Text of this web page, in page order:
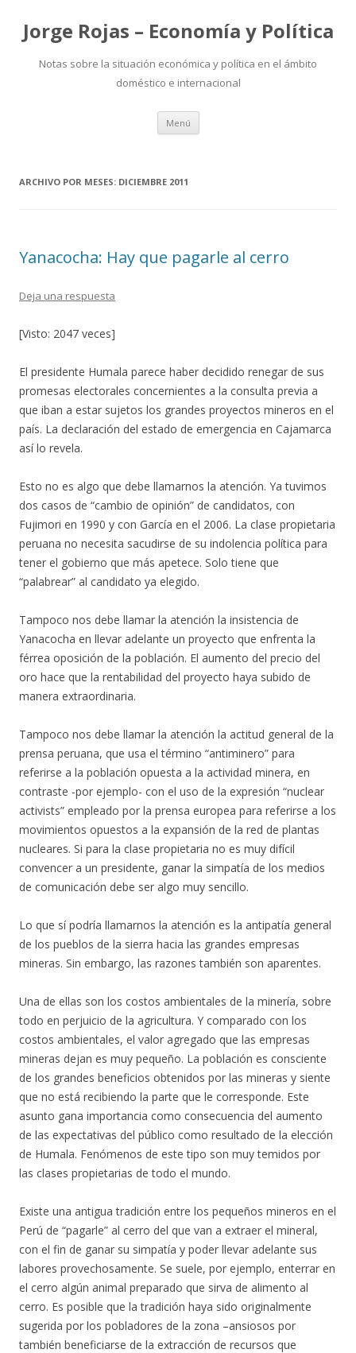
Jorge Rojas – Economía y Política
Notas sobre la situación económica y política en el ámbito
doméstico e internacional
Menú Ir
contenido
ARCHIVO POR MESES: DICIEMBRE 2011
Yanacocha: Hay que pagarle al cerro
Deja una respuesta
[Visto: 2047 veces]
El presidente Humala parece haber decidido renegar de sus
promesas electorales concernientes a la consulta previa a
que iban a estar sujetos los grandes proyectos mineros en el
país. La declaración del estado de emergencia en Cajamarca
así lo revela.
Esto no es algo que debe llamarnos la atención. Ya tuvimos
dos casos de “cambio de opinión” de candidatos, con
Fujimori en 1990 y con García en el 2006. La clase propietaria
peruana no necesita sacudirse de su indolencia política para
tener el gobierno que más apetece. Solo tiene que
“palabrear” al candidato ya elegido.
Tampoco nos debe llamar la atención la insistencia de
Yanacocha en llevar adelante un proyecto que enfrenta la
férrea oposición de la población. El aumento del precio del
oro hace que la rentabilidad del proyecto haya subido de
manera extraordinaria.
Tampoco nos debe llamar la atención la actitud general de la
prensa peruana, que usa el término “antiminero” para
referirse a la población opuesta a la actividad minera, en
contraste -por ejemplo- con el uso de la expresión “nuclear
activists” empleado por la prensa europea para referirse a los
movimientos opuestos a la expansión de la red de plantas
nucleares. Si para la clase propietaria no es muy difícil
convencer a un presidente, ganar la simpatía de los medios
de comunicación debe ser algo muy sencillo.
Lo que sí podría llamarnos la atención es la antipatía general
de los pueblos de la sierra hacia las grandes empresas
mineras. Sin embargo, las razones también son aparentes.
Una de ellas son los costos ambientales de la minería, sobre
todo en perjuicio de la agricultura. Y comparado con los
costos ambientales, el valor agregado que las empresas
mineras dejan es muy pequeño. La población es consciente
de los grandes beneficios obtenidos por las mineras y siente
que no está recibiendo la parte que le corresponde. Este
asunto gana importancia como consecuencia del aumento
de las expectativas del público como resultado de la elección
de Humala. Fenómenos de este tipo son muy temidos por
las clases propietarias de todo el mundo.
Existe una antigua tradición entre los pequeños mineros en el
Perú de “pagarle” al cerro del que van a extraer el mineral,
con el fin de ganar su simpatía y poder llevar adelante sus
labores provechosamente. Se suele, por ejemplo, enterrar en
el cerro algún animal preparado que sirva de alimento al
cerro. Es posible que la tradición haya sido originalmente
sugerida por los pobladores de la zona –ansiosos por
también beneficiarse de la extracción de recursos que